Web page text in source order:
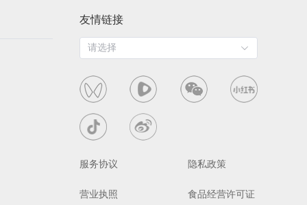
友情链接
请选择
服务协议 隐私政策
营业执照 食品经营许可证